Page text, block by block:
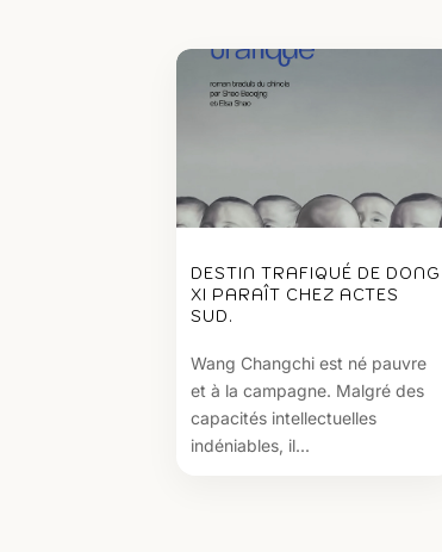
DESTIN TRAFIQUÉ DE DONG
XI PARAÎT CHEZ ACTES
SUD.
Wang Changchi est né pauvre
et à la campagne. Malgré des
capacités intellectuelles
indéniables, il...